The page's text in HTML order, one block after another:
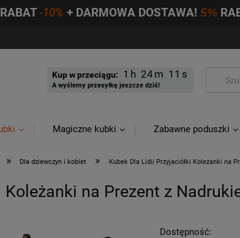
RABAT-10% + DARMOWA DOSTAWA! 5%
Kup w przeciągu: 1 24 10
A wyślemy przesyłkę jeszcze dziś!
Magiczne kubki Zabawne poduszki
» Dla dziewczyn i kobiet » Kubek Dla Lidii Przyjaciółki Koleżanki na
na Prezent z
Dostępność: